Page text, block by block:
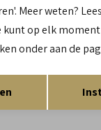
Opslaan
Meer weten? Lees
kunt op elk moment
onder aan de